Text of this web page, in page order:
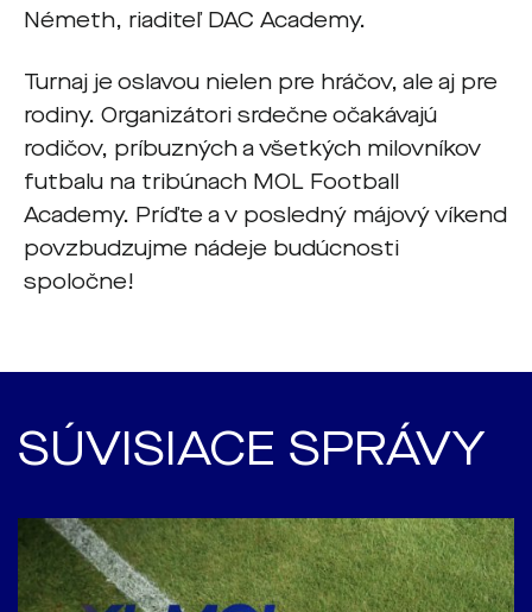
Németh, riaditeľ DAC Academy.
Turnaj je oslavou nielen pre hráčov, ale aj pre
rodiny. Organizátori srdečne očakávajú
rodičov, príbuzných a všetkých milovníkov
futbalu na tribúnach MOL Football
Academy. Príďte a v posledný májový víkend
povzbudzujme nádeje budúcnosti
spoločne!
SÚVISIACE SPRÁVY